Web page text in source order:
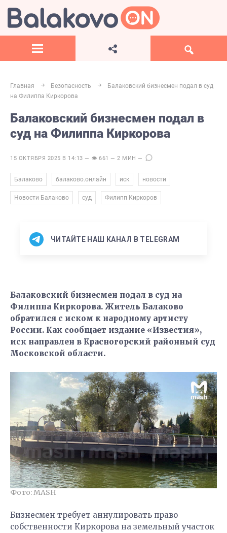
Главная Безопасность
Балаковский бизнесмен подал в суд
на Филиппа Киркорова
Балаковский бизнесмен подал в
суд на Филиппа Киркорова
15 ОКТЯБРЯ 2025 В 14:13 — 👁 661 — 2 МИН —
Балаково балаково.онлайн иск новости
Новости Балаково суд Филипп Киркоров
ЧИТАЙТЕ НАШ КАНАЛ В TELEGRAM
Балаковский бизнесмен подал в суд на
Филиппа Киркорова. Житель Балаково
обратился с иском к народному артисту
России. Как сообщает издание «Известия»,
иск направлен в Красногорский районный суд
Московской области.
Фото: MASH
Бизнесмен требует аннулировать право
собственности Киркорова на земельный участок